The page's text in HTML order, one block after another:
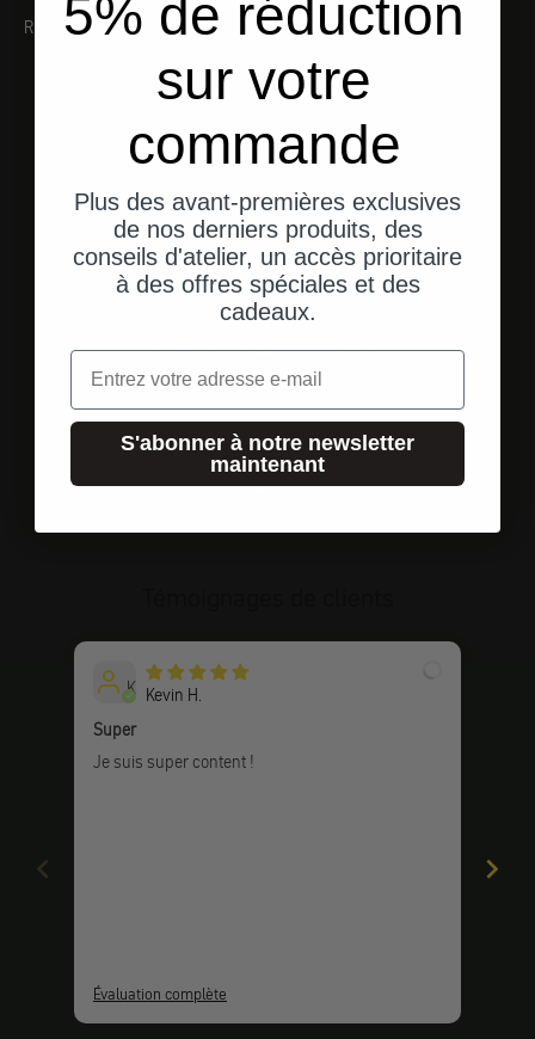
RECOMMANDATIONS
Expédition depuis les États-Unis
Une livraison rapide et directe à votre adresse.
K Kevin H.
Super
Je suis super content !
Évaluation complète
5% de réduction
sur votre
commande
Plus des avant-premières exclusives
de nos derniers produits, des
conseils d'atelier, un accès prioritaire
à des offres spéciales et des
cadeaux.
Email
S'abonner à notre newsletter
maintenant